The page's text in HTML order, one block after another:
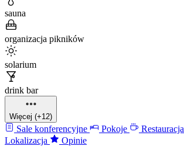
sauna
organizacja pikników
solarium
drink bar
Więcej (+12)
Sale konferencyjne Pokoje Restauracja
Lokalizacja
Opinie